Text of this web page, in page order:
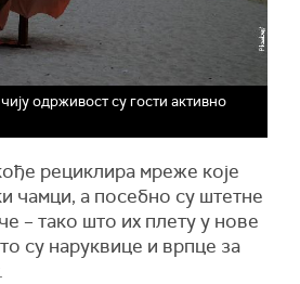
одрживост су гости активно
рециклира мреже које
чамци, а посебно су штетне
– тако што их плету у нове
су наруквице и врпце за